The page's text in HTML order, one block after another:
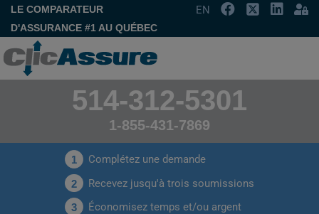
LE COMPARATEUR
D'ASSURANCE #1 AU QUÉBEC
EN
514-312-5301
1-855-431-7869
1 Complétez une demande
2 Recevez jusqu'à trois soumissions
3 Économisez temps et/ou argent